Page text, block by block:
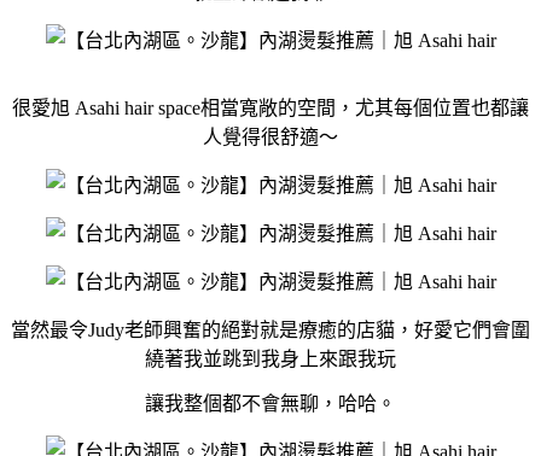
很愛旭 Asahi hair space相當寬敞的空間，尤其每個位置也都讓
人覺得很舒適～
當然最令Judy老師興奮的絕對就是療癒的店貓，好愛它們會圍
繞著我並跳到我身上來跟我玩
讓我整個都不會無聊，哈哈。